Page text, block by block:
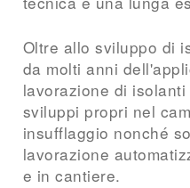
Oltre allo sviluppo di
da molti anni
lavorazione di
sviluppi propri nel
insufflaggio nonché
lavorazione
e in cantiere.